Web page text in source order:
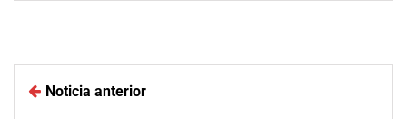
Noticia anterior